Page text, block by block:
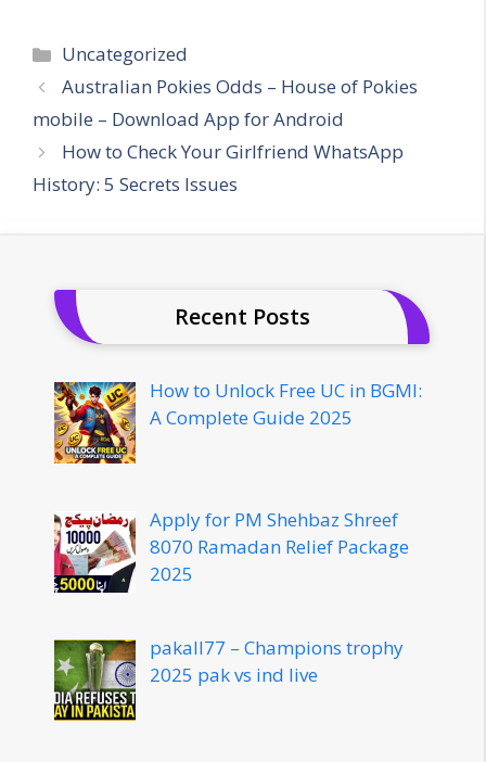
Categories
Uncategorized
Australian Pokies Odds – House of Pokies
mobile – Download App for Android
How to Check Your Girlfriend WhatsApp
History: 5 Secrets Issues
Recent Posts
How to Unlock Free UC in BGMI:
A Complete Guide 2025
Apply for PM Shehbaz Shreef
8070 Ramadan Relief Package
2025
pakall77 – Champions trophy
2025 pak vs ind live